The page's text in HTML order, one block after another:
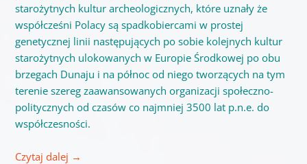
starożytnych kultur archeologicznych, które uznały że
współcześni Polacy są spadkobiercami w prostej
genetycznej linii następujących po sobie kolejnych kultur
starożytnych ulokowanych w Europie Środkowej po obu
brzegach Dunaju i na północ od niego tworzących na tym
terenie szereg zaawansowanych organizacji społeczno-
politycznych od czasów co najmniej 3500 lat p.n.e. do
współczesności.
Czytaj dalej →